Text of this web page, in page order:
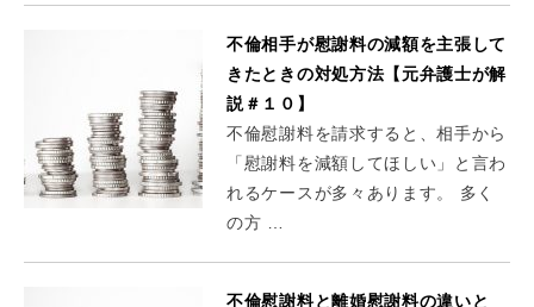
不倫相手が慰謝料の減額を主張して
きたときの対処方法【元弁護士が解
説＃１０】
不倫慰謝料を請求すると、相手から
「慰謝料を減額してほしい」と言わ
れるケースが多々あります。 多く
の方 …
不倫慰謝料と離婚慰謝料の違いと